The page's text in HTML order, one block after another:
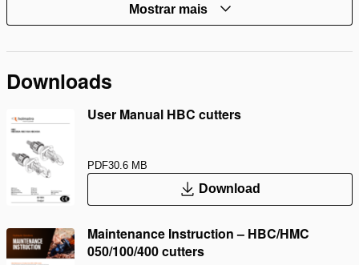
Mostrar mais
Downloads
User Manual HBC cutters
PDF30.6 MB
Download
Maintenance Instruction – HBC/HMC
050/100/400 cutters